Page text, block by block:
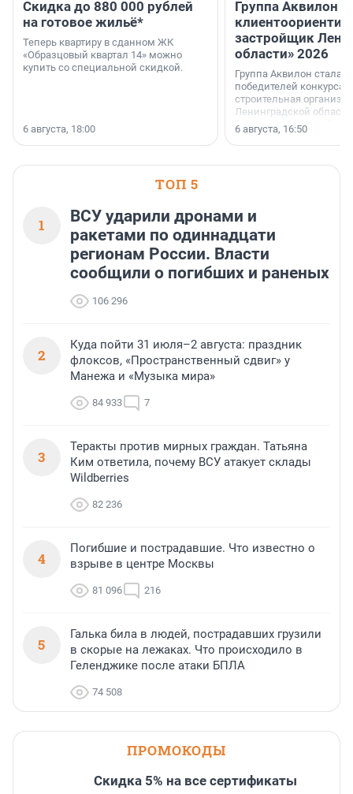
Скидка до 880 000 рублей
на готовое жильё*
Теперь квартиру в сданном ЖК
«Образцовый квартал 14» можно
купить со специальной скидкой.
6 августа, 18:00
Группа Аквилон
застройщик
области» 2026
Группа Аквилон стала
победителей конкурса
строительная
Ленинградской области
номинации «Самый
застройщик
области».
6 августа, 16:50
ТОП 5
1
ВСУ ударили дронами и
ракетами по одиннадцати
регионам России. Власти
сообщили о погибших и раненых
106 296
2
Куда пойти 31 июля–2 августа: праздник
флоксов, «Пространственный сдвиг» у
Манежа и «Музыка мира»
84 933 7
3
Теракты против мирных граждан. Татьяна
Ким ответила, почему ВСУ атакует склады
Wildberries
82 236
4
Погибшие и пострадавшие. Что известно о
взрыве в центре Москвы
81 096 216
5
Галька била в людей, пострадавших грузили
в скорые на лежаках. Что происходило в
Геленджике после атаки БПЛА
74 508
ПРОМОКОДЫ
Скидка 5% на все сертификаты